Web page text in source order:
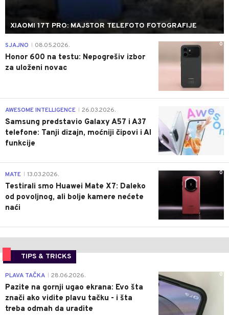
XIAOMI 17T PRO: MAJSTOR TELEFOTO FOTOGRAFIJE
0
SJAJNO 08.05.2026.
Honor 600 na testu: Nepogrešiv izbor
za uloženi novac
AWESOME INTELLIGENCE 26.03.2026.
Samsung predstavio Galaxy A57 i A37
telefone: Tanji dizajn, moćniji čipovi i AI
funkcije
0
MATE 13.03.2026.
Testirali smo Huawei Mate X7: Daleko
od povoljnog, ali bolje kamere nećete
naći
TIPS & TRICKS
0
PLAVA TAČKA 28.06.2026.
Pazite na gornji ugao ekrana: Evo šta
znači ako vidite plavu tačku - i šta
treba odmah da uradite